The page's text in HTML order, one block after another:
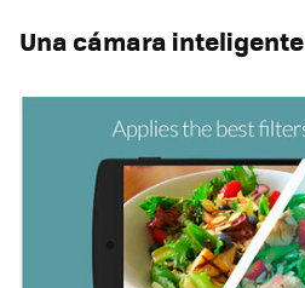
Una cámara inteligente